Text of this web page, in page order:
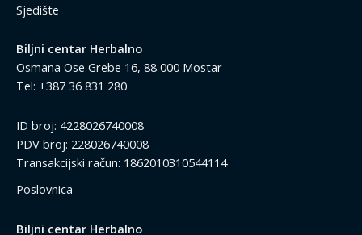
Sjedište
Biljni centar Herbalno
Osmana Ose Grebe 16, 88 000 Mostar
Tel: +387 36 831 280
ID broj: 4228026740008
PDV broj: 228026740008
Transakcijski račun: 1862010310544114
Poslovnica
Biljni centar Herbalno